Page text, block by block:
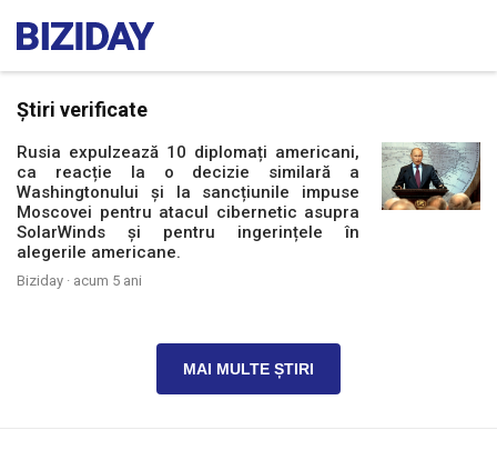
Știri verificate
Rusia expulzează 10 diplomați americani,
ca reacție la o decizie similară a
Washingtonului și la sancțiunile impuse
Moscovei pentru atacul cibernetic asupra
SolarWinds și pentru ingerințele în
alegerile americane.
Biziday · acum 5 ani
MAI MULTE ȘTIRI